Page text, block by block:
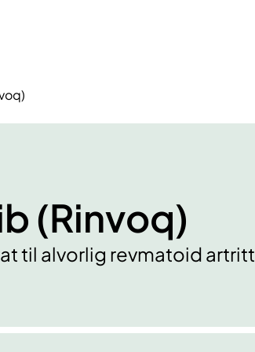
(Rinvoq)
til alvorlig revmatoid artritt